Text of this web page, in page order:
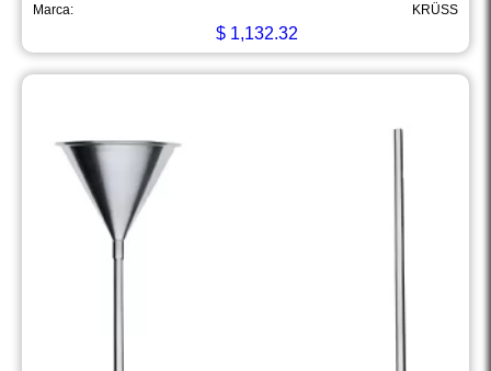
Marca:
KRÜSS
$1,132.32